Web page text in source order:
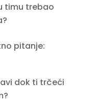
timu trebao
pitanje:
dok ti trčeći